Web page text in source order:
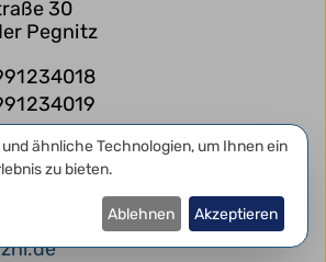
30
Pegnitz
ähnliche Technologien, um Ihnen ein
zu bieten.
Ablehnen Akzeptieren